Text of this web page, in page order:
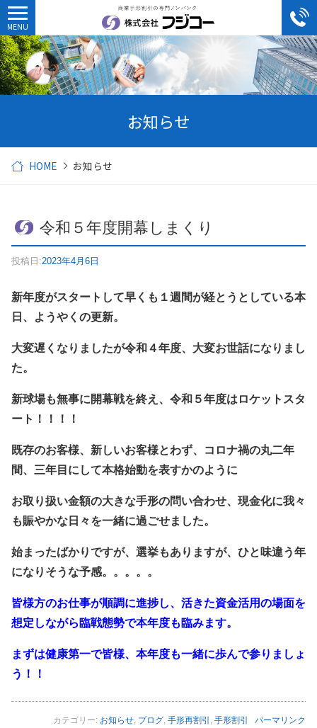
お知らせ
HOME お知らせ
令和５年度開幕しまくり
投稿日:2023年4月6日
新年度がスタートして早くも１週間が経とうとしている本
日、ようやくの更新。
大変遅くなりましたが令和４年度、大変お世話になりまし
た。
新球場も無事に開幕戦を終え、令和５年度はロケットスタ
ート！！！！
既存のお客様、新しいお客様とわず、コロナ禍の丸二年
間、三年目にして本格始動を表すかのように
お取り扱い金額の大きな手形の問い合わせ、現金化に我々
も賑やかな日々を一緒に過ごせました。
始まったばかりですが、選挙もありますが、ひと味違う年
になりそうな予感。。。。。
皆様方のお仕事が順調に進捗し、活きた資金活用の場面を
想定しながら臨戦態勢で本年度も臨みます。
まずは健康第一で皆様、本年度も一緒に歩んで参りましょ
う！！
カテゴリー: お知らせ, ブログ, 手形再割引 , 手形割引 パーマリンク